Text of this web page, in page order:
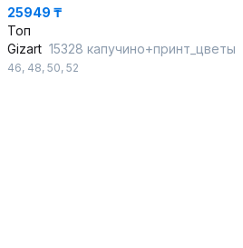
25949 ₸
Топ
Gizart 15328 капучино+принт_цветы
46, 48, 50, 52